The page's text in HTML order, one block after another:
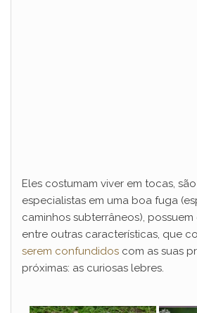
Eles costumam viver em tocas,
especialistas em uma boa fuga
caminhos subterrâneos), possuem
entre outras características, que
serem confundidos com as suas
próximas: as curiosas lebres.